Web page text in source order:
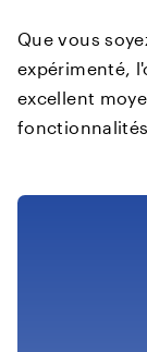
Que vous
expérimenté,
excellent